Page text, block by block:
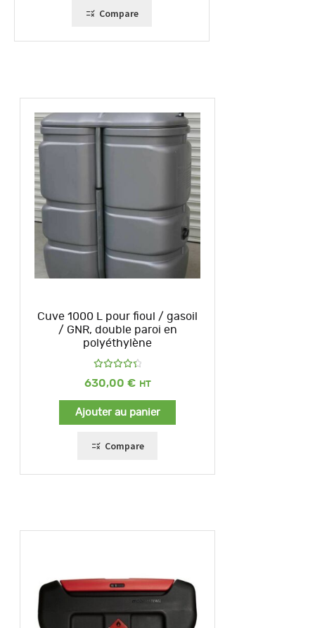
Compare
Cuve 1000 L pour fioul / gasoil
/ GNR, double paroi en
polyéthylène
4.45 sur
5
630,00 €
Ajouter au panier
Compare